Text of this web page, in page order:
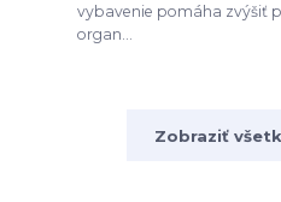
vybavenie pomáha zvýšiť
organ...
Zobraziť